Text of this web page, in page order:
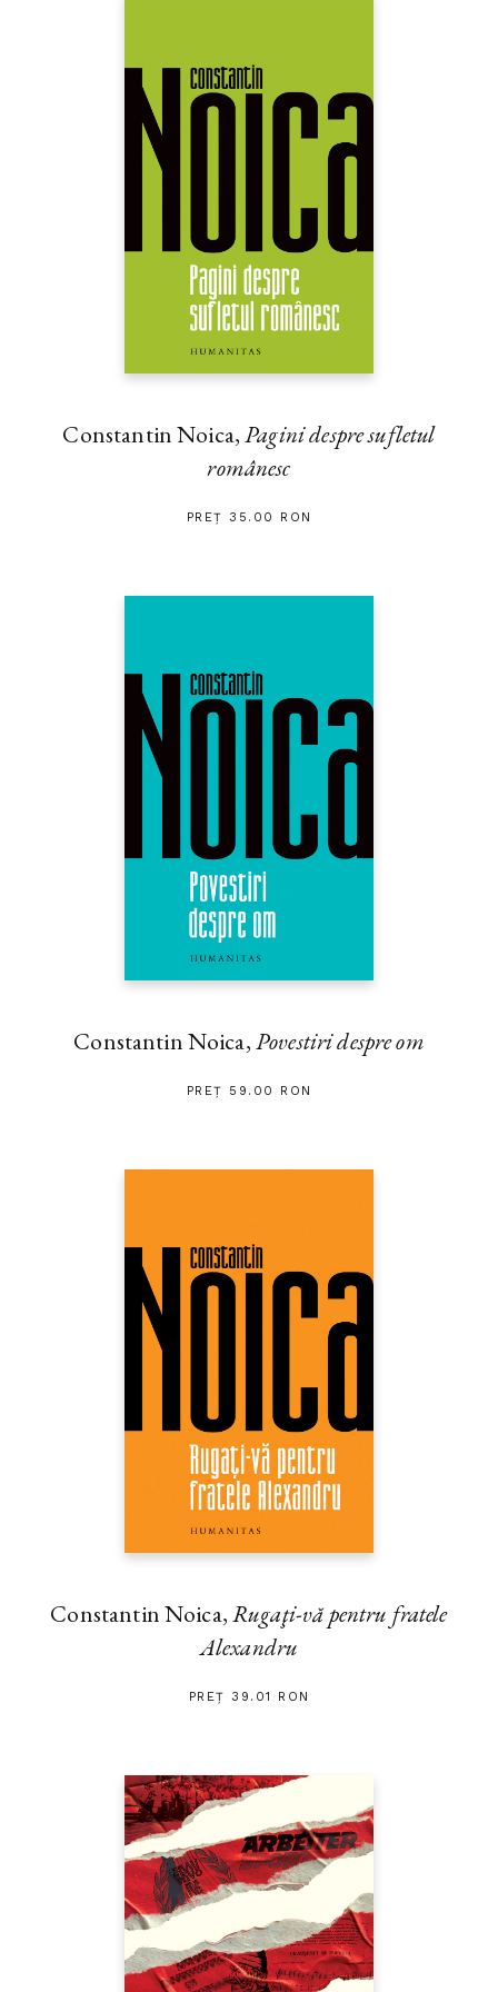
Constantin Noica,Pagini despre sufletul
românesc
PREȚ 35.00 RON
Constantin Noica,Povestiri despre om
PREȚ 59.00 RON
Constantin Noica,Rugaţi-vă pentru fratele
Alexandru
PREȚ 39.01 RON